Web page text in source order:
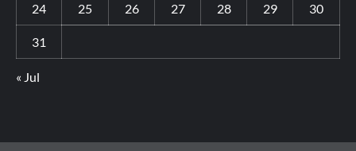
24 25 26 27 28 29 30
31
« Jul